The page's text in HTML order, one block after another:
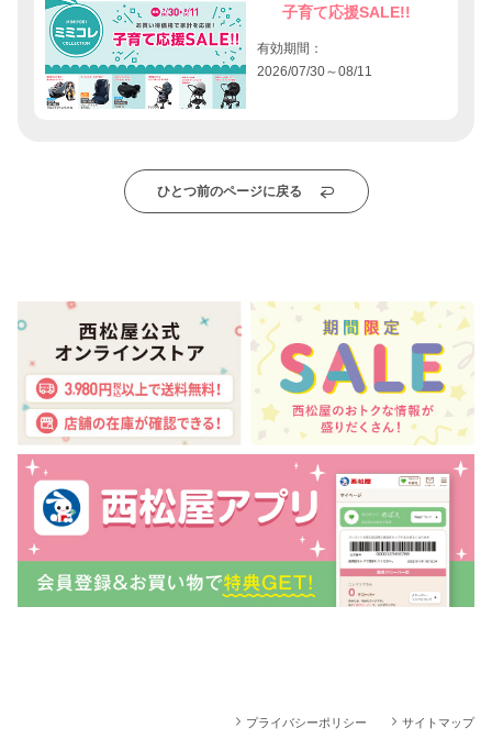
子育て応援SALE!!
有効期間：
2026/07/30～08/11
ひとつ前のページに戻る
プライバシーポリシー サイトマップ